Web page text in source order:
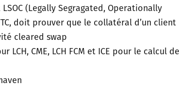
(Legally Segragated, Operationally
doit prouver que le collatéral d’un client
cleared swap
CME, LCH FCM et ICE pour le calcul